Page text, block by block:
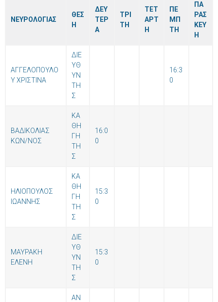
ΝΕΥΡΟΛΟΓΙΑΣ
ΘΕΣ
Η
ΔΕΥ
ΤΕΡ
Α
ΤΡΙ
ΤΗ
ΤΕΤ
ΑΡΤ
Η
ΠΕ
ΜΠ
ΤΗ
ΠΑ
ΡΑΣ
ΚΕΥ
Η
ΑΓΓΕΛΟΠΟΥΛΟ
Υ ΧΡΙΣΤΙΝΑ
ΔΙΕ
ΥΘ
ΥΝ
ΤΗ
Σ
16:3
0
ΒΑΔΙΚΟΛΙΑΣ
ΚΩΝ/ΝΟΣ
ΚΑ
ΘΗ
ΓΗ
ΤΗ
Σ
16:0
0
ΗΛΙΟΠΟΥΛΟΣ
ΙΩΑΝΝΗΣ
ΚΑ
ΘΗ
ΓΗ
ΤΗ
Σ
15:3
0
ΜΑΥΡΑΚΗ
ΕΛΕΝΗ
ΔΙΕ
ΥΘ
ΥΝ
ΤΗ
Σ
15:3
0
ΑΝ